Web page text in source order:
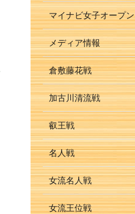
マイナビ女子オープン
メディア情報
倉敷藤花戦
加古川清流戦
叡王戦
名人戦
女流名人戦
女流王位戦